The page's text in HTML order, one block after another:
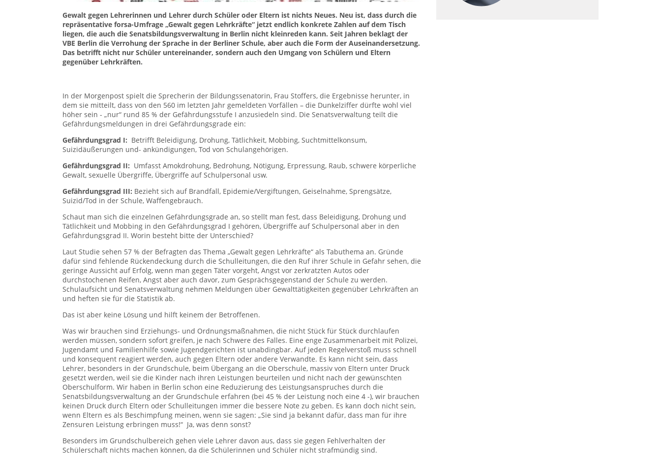
Gewalt gegen Lehrerinnen und Lehrer durch Schüler oder Eltern ist nichts Neues. Neu ist, dass durch die
repräsentative forsa-Umfrage „Gewalt gegen Lehrkräfte“ jetzt endlich konkrete Zahlen auf dem Tisch
liegen, die auch die Senatsbildungsverwaltung in Berlin nicht kleinreden kann. Seit Jahren beklagt der
VBE Berlin die Verrohung der Sprache in der Berliner Schule, aber auch die Form der Auseinandersetzung.
Das betrifft nicht nur Schüler untereinander, sondern auch den Umgang von Schülern und Eltern
gegenüber Lehrkräften.
In der Morgenpost spielt die Sprecherin der Bildungssenatorin, Frau Stoffers, die Ergebnisse herunter, in
dem sie mitteilt, dass von den 560 im letzten Jahr gemeldeten Vorfällen – die Dunkelziffer dürfte wohl viel
höher sein - „nur“ rund 85 % der Gefährdungsstufe I anzusiedeln sind. Die Senatsverwaltung teilt die
Gefährdungsmeldungen in drei Gefährdungsgrade ein:
Gefährdungsgrad I: Betrifft Beleidigung, Drohung, Tätlichkeit, Mobbing, Suchtmittelkonsum,
Suizidäußerungen und- ankündigungen, Tod von Schulangehörigen.
Gefährdungsgrad II: Umfasst Amokdrohung, Bedrohung, Nötigung, Erpressung, Raub, schwere körperliche
Gewalt, sexuelle Übergriffe, Übergriffe auf Schulpersonal usw.
Gefährdungsgrad III: Bezieht sich auf Brandfall, Epidemie/Vergiftungen, Geiselnahme, Sprengsätze,
Suizid/Tod in der Schule, Waffengebrauch.
Schaut man sich die einzelnen Gefährdungsgrade an, so stellt man fest, dass Beleidigung, Drohung und
Tätlichkeit und Mobbing in den Gefährdungsgrad I gehören, Übergriffe auf Schulpersonal aber in den
Gefährdungsgrad II. Worin besteht bitte der Unterschied?
Laut Studie sehen 57 % der Befragten das Thema „Gewalt gegen Lehrkräfte“ als Tabuthema an. Gründe
dafür sind fehlende Rückendeckung durch die Schulleitungen, die den Ruf ihrer Schule in Gefahr sehen, die
geringe Aussicht auf Erfolg, wenn man gegen Täter vorgeht, Angst vor zerkratzten Autos oder
durchstochenen Reifen, Angst aber auch davor, zum Gesprächsgegenstand der Schule zu werden.
Schulaufsicht und Senatsverwaltung nehmen Meldungen über Gewalttätigkeiten gegenüber Lehrkräften an
und heften sie für die Statistik ab.
Das ist aber keine Lösung und hilft keinem der Betroffenen.
Was wir brauchen sind Erziehungs- und Ordnungsmaßnahmen, die nicht Stück für Stück durchlaufen
werden müssen, sondern sofort greifen, je nach Schwere des Falles. Eine enge Zusammenarbeit mit Polizei,
Jugendamt und Familienhilfe sowie Jugendgerichten ist unabdingbar. Auf jeden Regelverstoß muss schnell
und konsequent reagiert werden, auch gegen Eltern oder andere Verwandte. Es kann nicht sein, dass
Lehrer, besonders in der Grundschule, beim Übergang an die Oberschule, massiv von Eltern unter Druck
gesetzt werden, weil sie die Kinder nach ihren Leistungen beurteilen und nicht nach der gewünschten
Oberschulform. Wir haben in Berlin schon eine Reduzierung des Leistungsanspruches durch die
Senatsbildungsverwaltung an der Grundschule erfahren (bei 45 % der Leistung noch eine 4 -), wir brauchen
keinen Druck durch Eltern oder Schulleitungen immer die bessere Note zu geben. Es kann doch nicht sein,
wenn Eltern es als Beschimpfung meinen, wenn sie sagen: „Sie sind ja bekannt dafür, dass man für ihre
Zensuren Leistung erbringen muss!“ Ja, was denn sonst?
Besonders im Grundschulbereich gehen viele Lehrer davon aus, dass sie gegen Fehlverhalten der
Schülerschaft nichts machen können, da die Schülerinnen und Schüler nicht strafmündig sind.